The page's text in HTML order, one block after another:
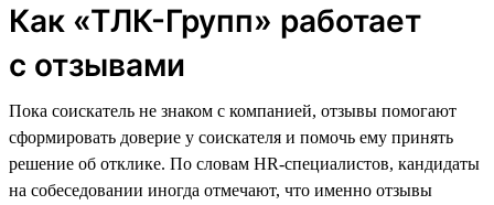
Как «ТЛК-Групп» работает
с отзывами
Пока соискатель не знаком с компанией, отзывы помогают
сформировать доверие у соискателя и помочь ему принять
решение об отклике. По словам HR-специалистов, кандидаты
на собеседовании иногда отмечают, что именно отзывы